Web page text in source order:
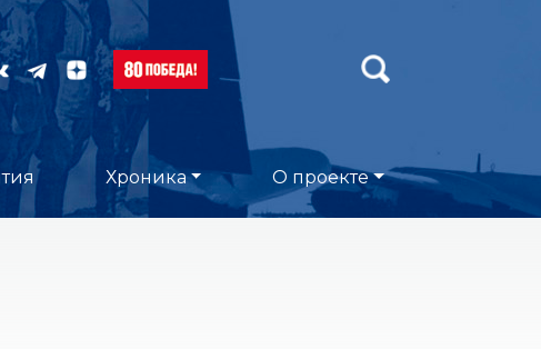
Хроника О проекте